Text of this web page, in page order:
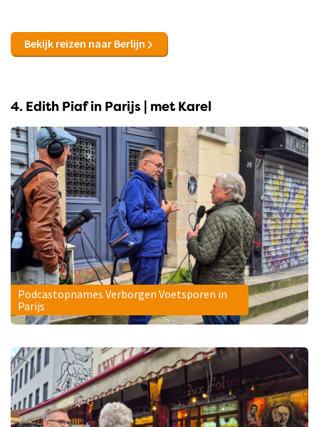
Bekijk reizen naar Berlijn
4. Edith Piaf in Parijs | met Karel
Podcastopnames Verborgen Voetsporen in
Parijs